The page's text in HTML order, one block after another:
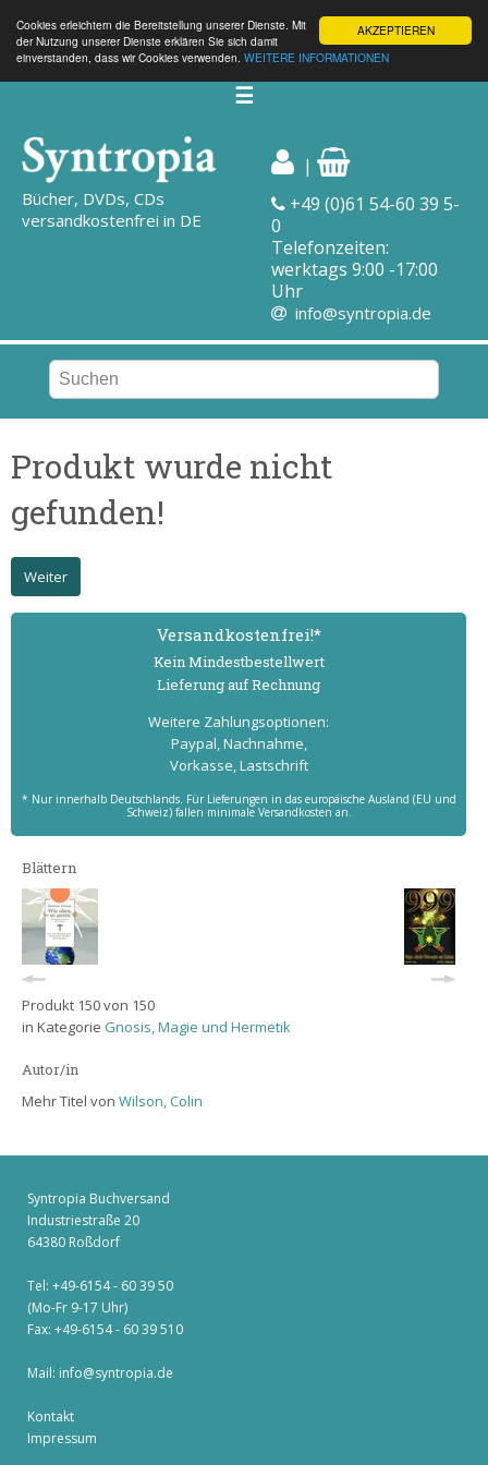
AKZEPTIEREN
Cookies erleichtern die Bereitstellung unserer Dienste. Mit
der Nutzung unserer Dienste erklären Sie sich damit
einverstanden, dass wir Cookies verwenden. WEITERE INFORMATIONEN
☰
Bücher, DVDs, CDs
versandkostenfrei in DE
|
+49 (0)61 54-60 39 5-
0
Telefonzeiten:
werktags 9:00 -17:00
Uhr
info@syntropia.de
Produkt wurde nicht
gefunden!
Weiter
Versand­kostenfrei!*
Kein Mindest­bestell­wert
Lieferung auf Rechnung
Weitere Zahlungs­optionen:
Paypal, Nachnahme,
Vorkasse, Lastschrift
* Nur innerhalb Deutschlands. Für Lieferungen in das europäische Ausland (EU und
Schweiz) fallen minimale Versandkosten an.
Blättern
Produkt 150 von 150
in Kategorie Gnosis, Magie und Hermetik
Autor/in
Mehr Titel von Wilson, Colin
Syntropia Buchversand
Industriestraße 20
64380 Roßdorf
Tel: +49-6154 - 60 39 50
(Mo-Fr 9-17 Uhr)
Fax: +49-6154 - 60 39 510
Mail: info@syntropia.de
Kontakt
Impressum